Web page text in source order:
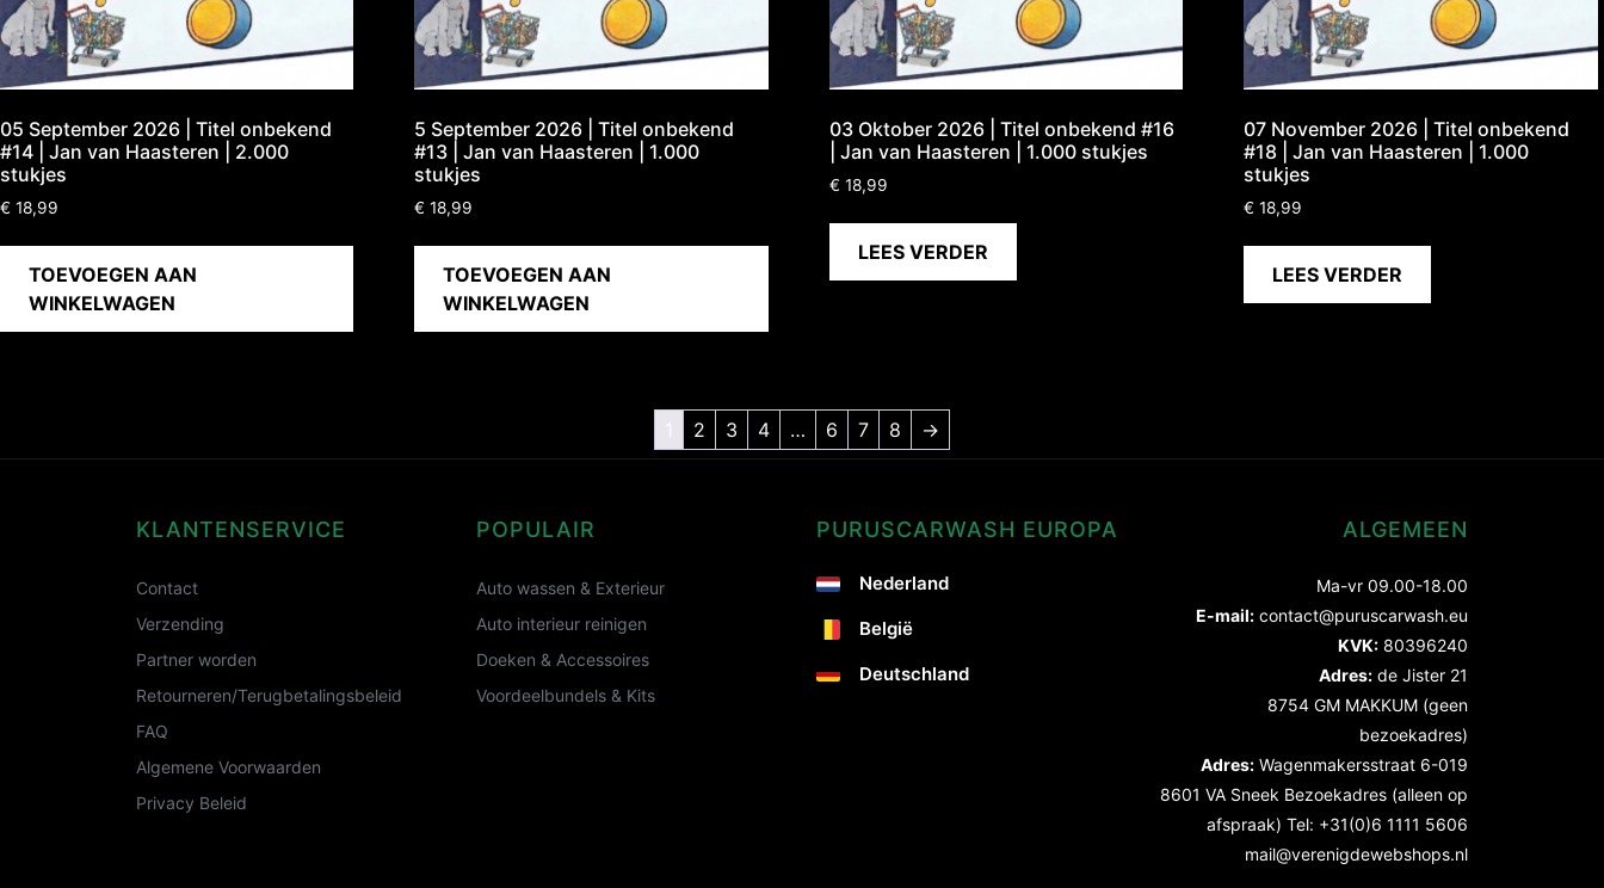
05 September 2026 | Titel onbekend
#14 | Jan van Haasteren | 2.000
stukjes
€ 18,99
TOEVOEGEN AAN
WINKELWAGEN
5 September 2026 | Titel onbekend
#13 | Jan van Haasteren | 1.000
stukjes
€ 18,99
TOEVOEGEN AAN
WINKELWAGEN
03 Oktober 2026 | Titel onbekend #16
| Jan van Haasteren | 1.000 stukjes
€ 18,99
LEES VERDER
07 November 2026 | Titel onbekend
#18 | Jan van Haasteren | 1.000
stukjes
€ 18,99
LEES VERDER
1 2 3 4 … 6 7 8 →
KLANTENSERVICE
Contact
Verzending
Partner worden
Retourneren/Terugbetalingsbeleid
FAQ
Algemene Voorwaarden
Privacy Beleid
POPULAIR
Auto wassen & Exterieur
Auto interieur reinigen
Doeken & Accessoires
Voordeelbundels & Kits
PURUSCARWASH EUROPA
Nederland
België
Deutschland
ALGEMEEN
Ma-vr 09.00-18.00
E-mail: contact@puruscarwash.eu
KVK: 80396240
Adres: de Jister 21
8754 GM MAKKUM (geen
bezoekadres)
Adres: Wagenmakersstraat 6-019
8601 VA Sneek Bezoekadres (alleen op
afspraak) Tel: +31(0)6 1111 5606
mail@verenigdewebshops.nl